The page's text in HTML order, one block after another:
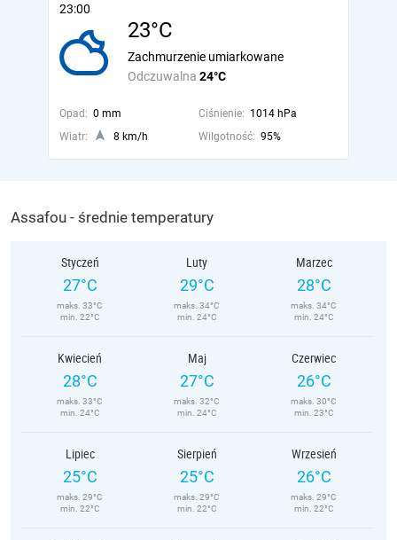
23:00
23°C
Odczuwalna 24°C
Zachmurzenie umiarkowane
Opad: 0 mm Ciśnienie: 1014 hPa
Wiatr:
8 km/h Wilgotność: 95%
Assafou - średnie temperatury
Styczeń
27°C
maks. 33°C
min. 22°C
Luty
29°C
maks. 34°C
min. 24°C
Marzec
28°C
maks. 34°C
min. 24°C
Kwiecień
28°C
maks. 33°C
min. 24°C
Maj
27°C
maks. 32°C
min. 24°C
Czerwiec
26°C
maks. 30°C
min. 23°C
Lipiec
25°C
maks. 29°C
min. 22°C
Sierpień
25°C
maks. 29°C
min. 22°C
Wrzesień
26°C
maks. 29°C
min. 22°C